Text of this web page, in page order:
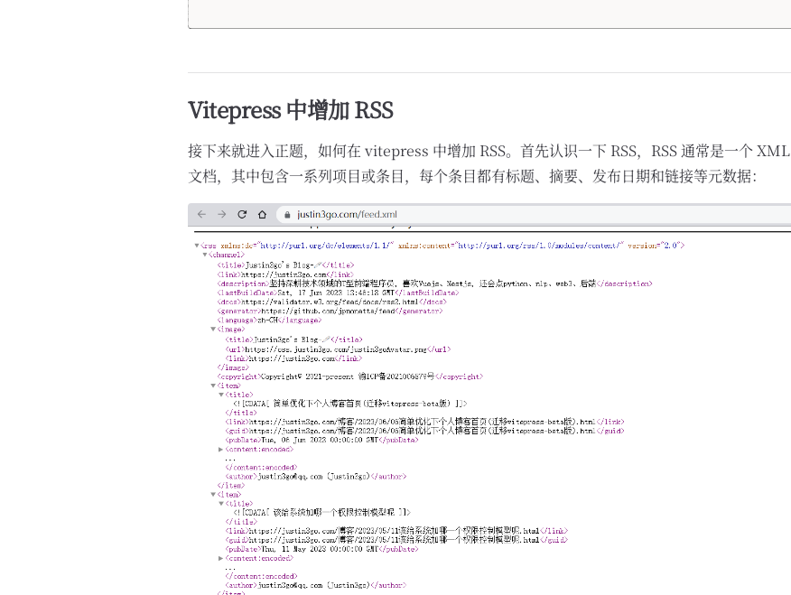
Vitepress 中增加 RSS
接下来就进入正题，如何在 vitepress 中增加 RSS。首先认识一下 RSS，RSS 通常是一个 XML
文档，其中包含一系列项目或条目，每个条目都有标题、摘要、发布日期和链接等元数据：